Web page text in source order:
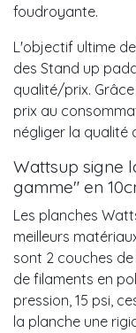
foudroyante.
L'objectif ultime
des Stand up
qualité/prix.
prix au
négliger la qualité
Wattsup signe
gamme" en
Les planches
meilleurs
sont 2 couches
de filaments en
pression, 15 psi,
la planche une